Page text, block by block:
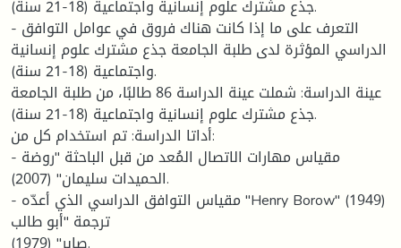
جذع مشترك علوم إنسانية واجتماعية (18-21 سنة).
- التعرف على ما إذا كانت هناك فروق في عوامل التوافق
الدراسي المؤثرة لدى طلبة الجامعة جذع مشترك علوم إنسانية
واجتماعية (18-21 سنة).
عينة الدراسة: شملت عينة الدراسة 86 طالبًا، من طلبة الجامعة
جذع مشترك علوم إنسانية واجتماعية (18-21 سنة).
أداتا الدراسة: تم استخدام كل من:
- مقياس مهارات الاتصال المُعد من قبل الباحثة "روضة
الحميدات سليمان" (2007).
- مقياس التوافق الدراسي الذي أعدّه "Henry Borow" (1949)
ترجمة "أبو طالب